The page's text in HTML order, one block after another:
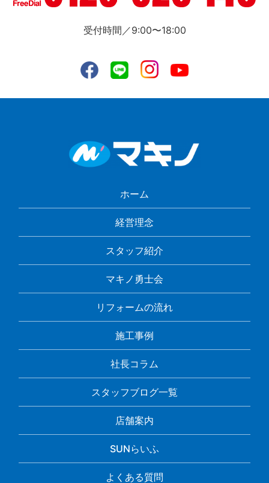
受付時間／9:00〜18:00
ホーム
経営理念
スタッフ紹介
マキノ勇士会
リフォームの流れ
施工事例
社長コラム
スタッフブログ一覧
店舗案内
SUNらいふ
よくある質問